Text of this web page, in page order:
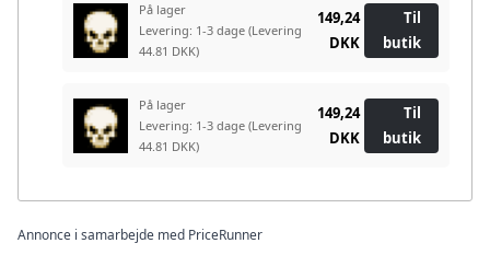
På lager
Levering: 1-3 dage (Levering
44.81 DKK)
149,24
DKK
Til
butik
På lager
Levering: 1-3 dage (Levering
44.81 DKK)
149,24
DKK
Til
butik
Annonce i samarbejde med PriceRunner